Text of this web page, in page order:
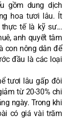
gồm dung dịch
hoa tươi lâu. Ít
tế là kỹ sư...
anh quyết tâm
con nông dân để
đầu là các loại
tươi lâu gấp đôi
từ 20-30% chi
ngày. Trong khi
có giá vài trăm